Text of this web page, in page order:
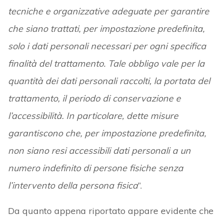
tecniche e organizzative adeguate per garantire
che siano trattati, per impostazione predefinita,
solo i dati personali necessari per ogni specifica
finalità del trattamento. Tale obbligo vale per la
quantità dei dati personali raccolti, la portata del
trattamento, il periodo di conservazione e
l’accessibilità. In particolare, dette misure
garantiscono che, per impostazione predefinita,
non siano resi accessibili dati personali a un
numero indefinito di persone fisiche senza
l’intervento della persona fisica”.
Da quanto appena riportato appare evidente che